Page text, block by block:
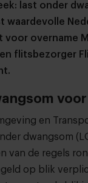
last onder
waardevolle
voor overname
flitsbezorger
en
dwangsom
van de regels
op blik